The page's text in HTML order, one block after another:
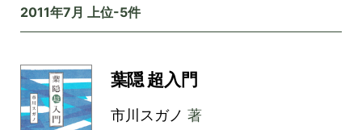
2011年7月 上位-5件
葉隠 超入門
市川スガノ 著